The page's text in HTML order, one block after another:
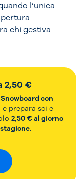
l’unica
chi gestiva
2,50 €
con
prepara sci e
2,50 € al giorno
.